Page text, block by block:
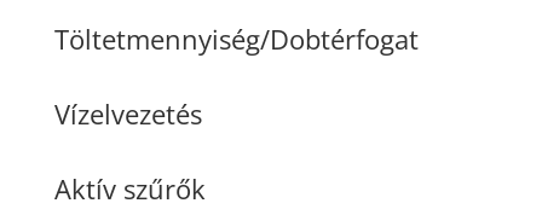
Töltetmennyiség/Dobtérfogat
Vízelvezetés
Aktív szűrők